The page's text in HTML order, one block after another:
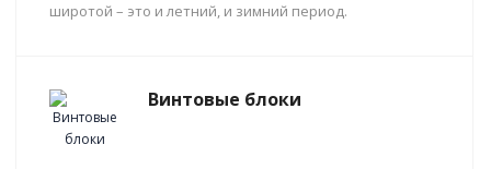
широтой – это и летний, и зимний период.
Винтовые блоки